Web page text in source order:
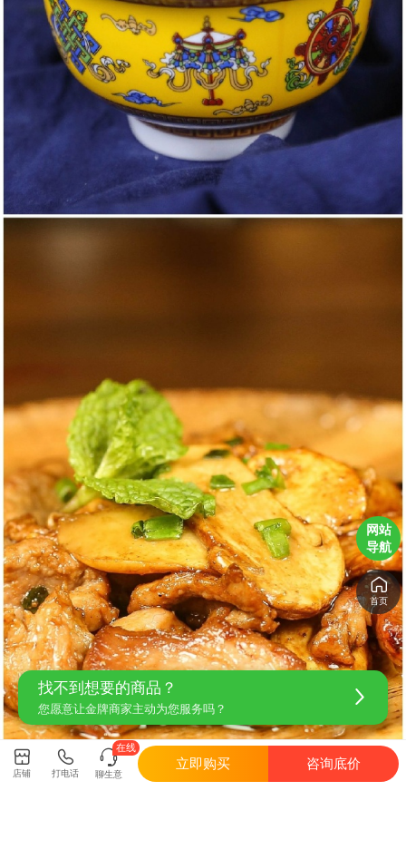
店铺 打电话 聊生意
在线
立即购买 咨询底价
网站
导航
首页
找不到想要的商品？
您愿意让金牌商家主动为您服务吗？